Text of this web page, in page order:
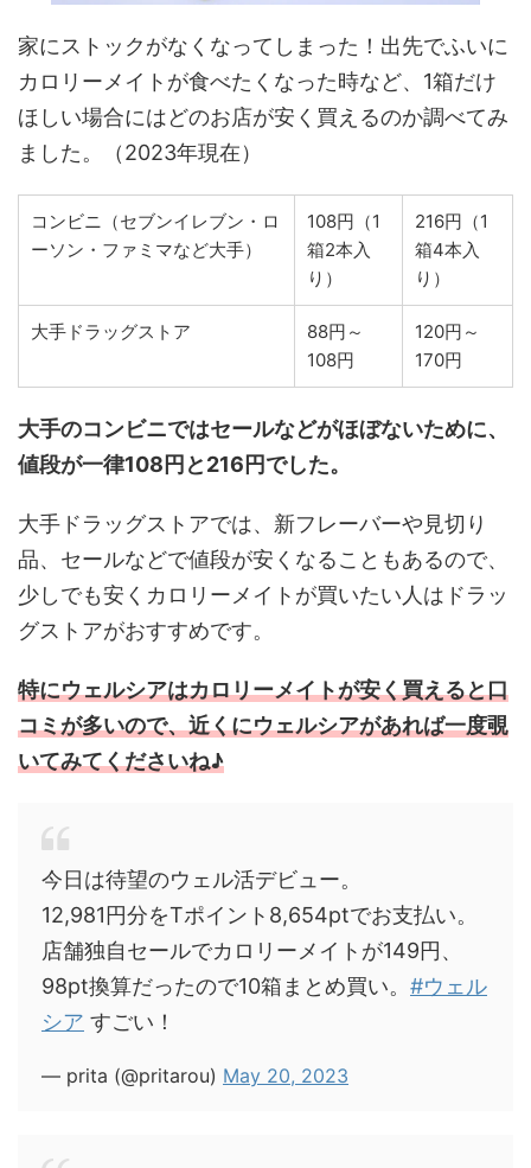
家にストックがなくなってしまった！出先でふいに
カロリーメイトが食べたくなった時など、1箱だけ
ほしい場合にはどのお店が安く買えるのか調べてみ
ました。（2023年現在）
コンビニ（セブンイレブン・ロ
ーソン・ファミマなど大手）
108円（1
箱2本入
り）
216円（1
箱4本入
り）
大手ドラッグストア
88円～
108円
120円～
170円
大手のコンビニではセールなどがほぼないために、
値段が一律108円と216円でした。
大手ドラッグストアでは、新フレーバーや見切り
品、セールなどで値段が安くなることもあるので、
少しでも安くカロリーメイトが買いたい人はドラッ
グストアがおすすめです。
特にウェルシアはカロリーメイトが安く買えると口
コミが多いので、近くにウェルシアがあれば一度覗
いてみてくださいね♪
今日は待望のウェル活デビュー。
12,981円分をTポイント8,654ptでお支払い。
店舗独自セールでカロリーメイトが149円、
98pt換算だったので10箱まとめ買い。 #ウェル
シア すごい！
— prita (@pritarou) May 20, 2023